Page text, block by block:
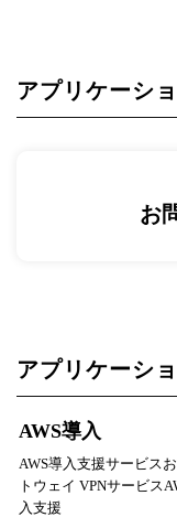
アプリケーシ
お
アプリケーシ
AWS導入
AWS導入支援サービス
トウェイ VPNサービス
入支援